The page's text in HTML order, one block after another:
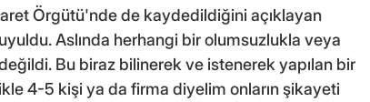
Örgütü'nde de kaydedildiğini açıklayan
Aslında herhangi bir olumsuzlukla veya
Bu biraz bilinerek ve istenerek yapılan bir
4-5 kişi ya da firma diyelim onların şikayeti